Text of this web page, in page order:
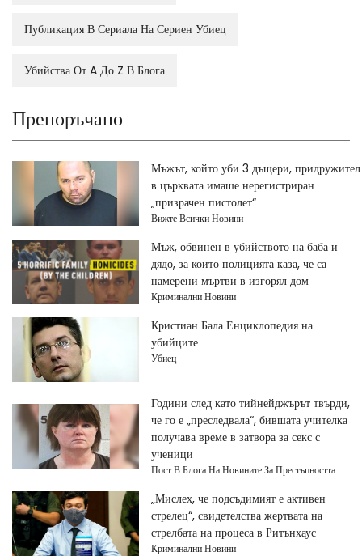
Публикация В Сериала На Сериен Убиец
Убийства От A До Z В Блога
Препоръчано
Мъжът, който уби 3 дъщери, придружител
в църквата имаше нерегистриран
„призрачен пистолет“
Вижте Всички Новини
Мъж, обвинен в убийството на баба и
дядо, за които полицията каза, че са
намерени мъртви в изгорял дом
Криминални Новини
Кристиан Бала Енциклопедия на
убийците
Убиец
Години след като тийнейджърът твърди,
че го е „преследвала“, бившата учителка
получава време в затвора за секс с
ученици
Пост В Блога На Новините За Престъпността
„Мислех, че подсъдимият е активен
стрелец“, свидетелства жертвата на
стрелбата на процеса в Ритънхаус
Криминални Новини